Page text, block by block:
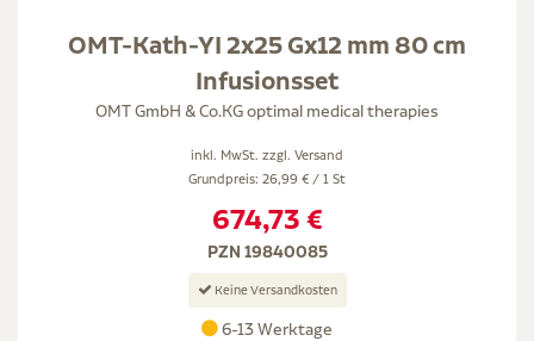
OMT-Kath-YI 2x25 Gx12 mm 80 cm
Infusionsset
OMT GmbH & Co.KG optimal medical therapies
inkl. MwSt. zzgl. Versand
Grundpreis: 26,99 € / 1 St
674,73 €
PZN 19840085
Keine Versandkosten
6-13 Werktage